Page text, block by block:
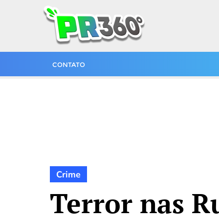
CONTATO
Crime
Terror nas